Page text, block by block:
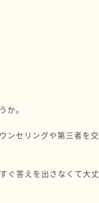
か。
ンセリングや第三者を交
ぐ答えを出さなくて大丈